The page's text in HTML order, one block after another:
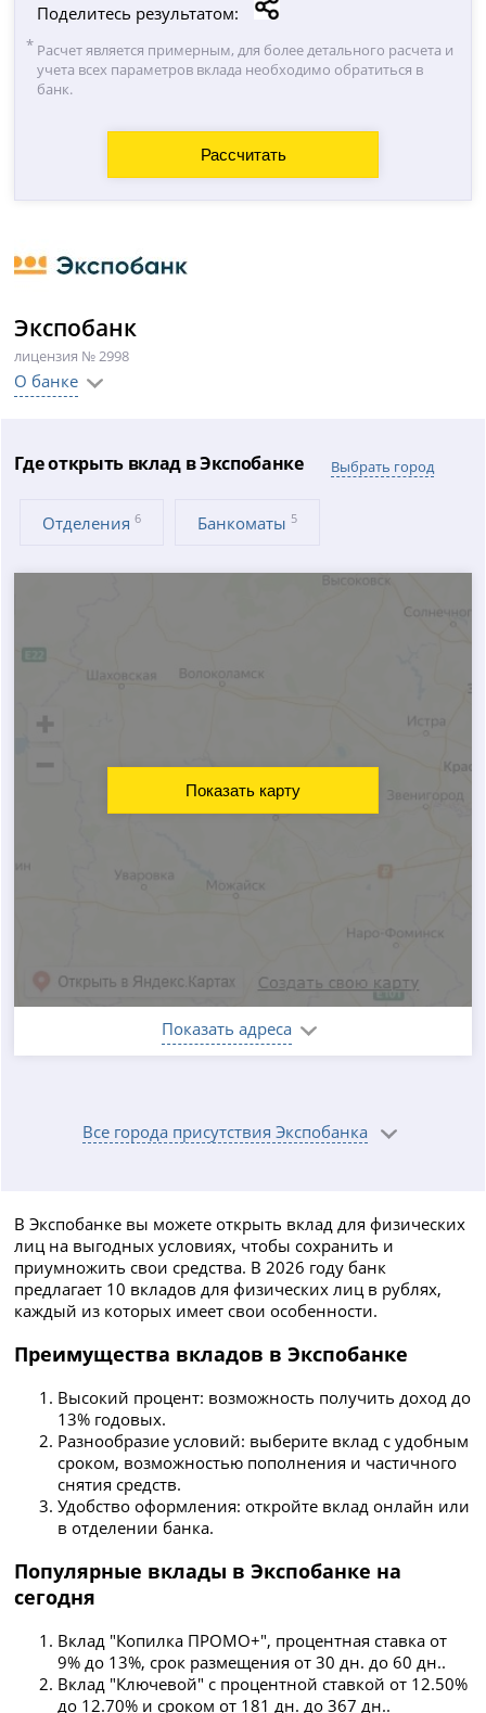
Поделитесь результатом:
Расчет является примерным, для более детального расчета и
учета всех параметров вклада необходимо обратиться в
банк.
Экспобанк
лицензия № 2998
О банке
Где открыть вклад в Экспобанке Выбрать город
Отделения6 Банкоматы 5
Показать адреса
Показать карту
Все города присутствия Экспобанка
В Экспобанке вы можете открыть вклад для физических
лиц на выгодных условиях, чтобы сохранить и
приумножить свои средства. В 2026 году банк
предлагает 10 вкладов для физических лиц в рублях,
каждый из которых имеет свои особенности.
Преимущества вкладов в Экспобанке
Высокий процент: возможность получить доход до
13% годовых.
Разнообразие условий: выберите вклад с удобным
сроком, возможностью пополнения и частичного
снятия средств.
Удобство оформления: откройте вклад онлайн или
в отделении банка.
Популярные вклады в Экспобанке на
сегодня
Вклад "Копилка ПРОМО+", процентная ставка от
9% до 13%, срок размещения от 30 дн. до 60 дн..
Вклад "Ключевой" с процентной ставкой от 12.50%
до 12.70% и сроком от 181 дн. до 367 дн..